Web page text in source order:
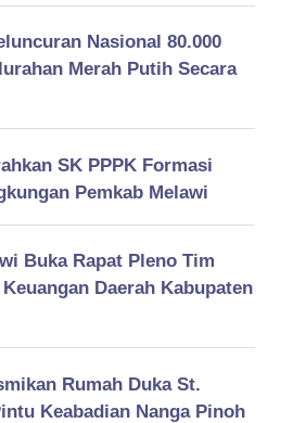
Nasional 80.000
Merah Putih Secara
SK PPPK Formasi
Pemkab Melawi
Buka Rapat Pleno Tim
Daerah Kabupaten
Rumah Duka St.
Keabadian Nanga Pinoh